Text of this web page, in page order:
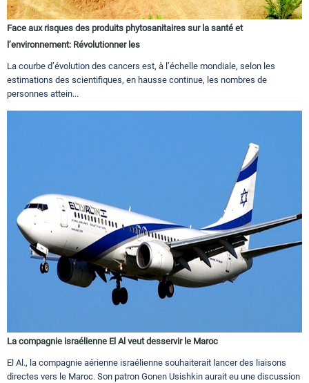
Face aux risques des produits phytosanitaires sur la santé et
l’environnement: Révolutionner les
La courbe d’évolution des cancers est, à l’échelle mondiale, selon les
estimations des scientifiques, en hausse continue, les nombres de
personnes attein...
La compagnie israélienne El Al veut desservir le Maroc
El Al., la compagnie aérienne israélienne souhaiterait lancer des liaisons
directes vers le Maroc. Son patron Gonen Usishkin aurait eu une discussion